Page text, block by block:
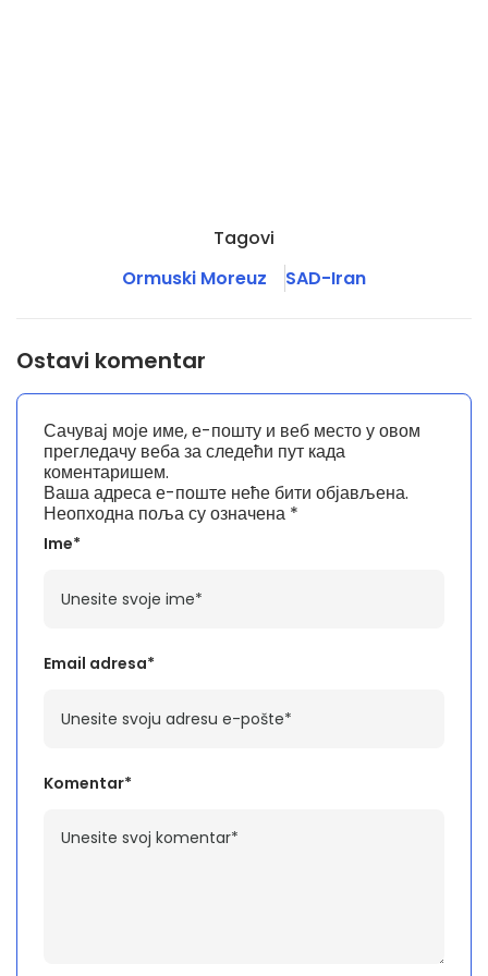
Tagovi
Ormuski Moreuz
SAD-Iran
Ostavi komentar
Ваша адреса е-поште неће бити објављена.
Неопходна поља су означена *
Komentar*
Ime*
Email adresa*
Сачувај моје име, е-пошту и веб место у овом
прегледачу веба за следећи пут када
коментаришем.